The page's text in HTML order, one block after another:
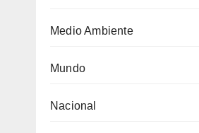
Medio Ambiente
Mundo
Nacional